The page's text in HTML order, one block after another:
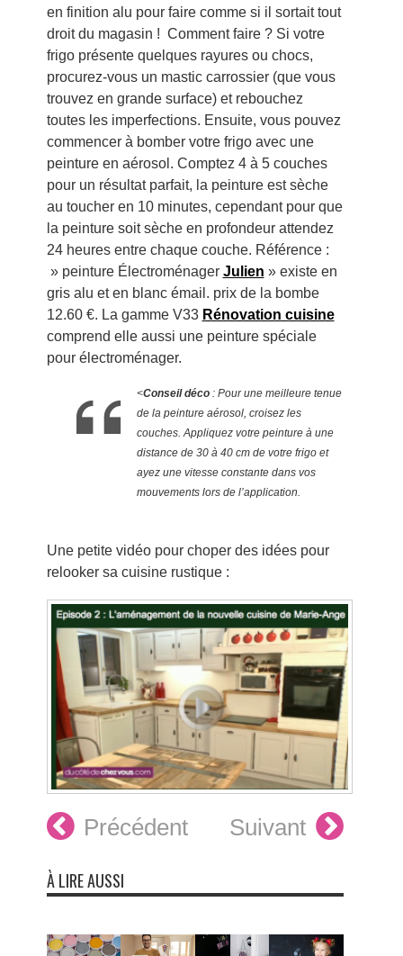
en finition alu pour faire comme si il sortait tout
droit du magasin ! Comment faire ? Si votre
frigo présente quelques rayures ou chocs,
procurez-vous un mastic carrossier (que vous
trouvez en grande surface) et rebouchez
toutes les imperfections. Ensuite, vous pouvez
commencer à bomber votre frigo avec une
peinture en aérosol. Comptez 4 à 5 couches
pour un résultat parfait, la peinture est sèche
au toucher en 10 minutes, cependant pour que
la peinture soit sèche en profondeur attendez
24 heures entre chaque couche. Référence :
» peinture Électroménager Julien » existe en
gris alu et en blanc émail. prix de la bombe
12.60 €. La gamme V33 Rénovation cuisine
comprend elle aussi une peinture spéciale
pour électroménager.
<Conseil déco: Pour une meilleure tenue
de la peinture aérosol, croisez les
couches. Appliquez votre peinture à une
distance de 30 à 40 cm de votre frigo et
ayez une vitesse constante dans vos
mouvements lors de l’application.
Une petite vidéo pour choper des idées pour
relooker sa cuisine rustique :
Précédent Suivant
À LIRE AUSSI